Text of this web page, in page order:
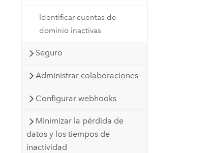
Identificar cuentas de
dominio inactivas
Seguro
Administrar colaboraciones
Configurar webhooks
Minimizar la pérdida de
datos y los tiempos de
inactividad